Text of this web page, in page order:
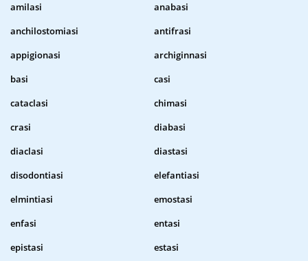
amilasi
anabasi
anchilostomiasi
antifrasi
appigionasi
archiginnasi
basi
casi
cataclasi
chimasi
crasi
diabasi
diaclasi
diastasi
disodontiasi
elefantiasi
elmintiasi
emostasi
enfasi
entasi
epistasi
estasi